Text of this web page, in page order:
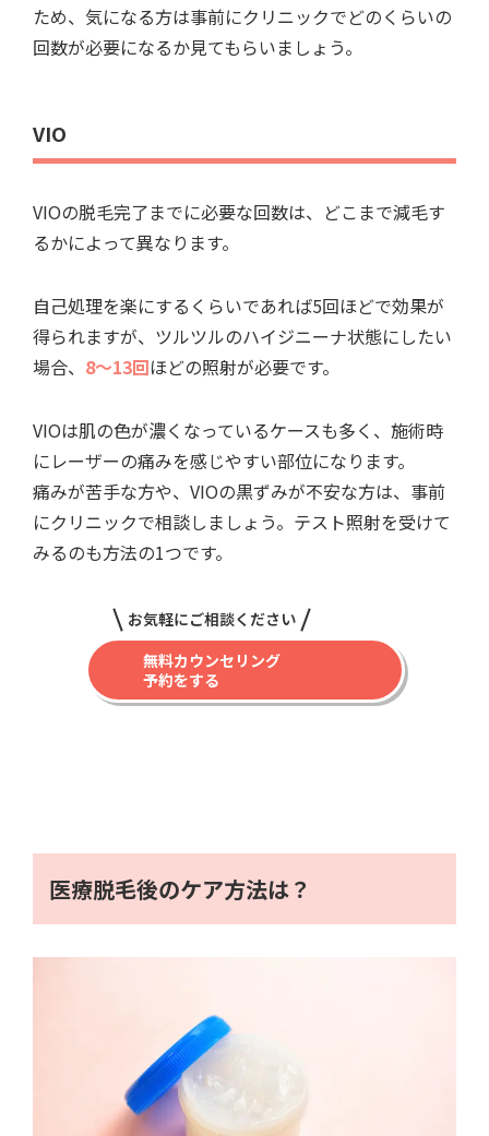
ため、気になる方は事前にクリニックでどのくらいの
回数が必要になるか見てもらいましょう。
VIO
VIOの脱毛完了までに必要な回数は、どこまで減毛す
るかによって異なります。
自己処理を楽にするくらいであれば5回ほどで効果が
得られますが、ツルツルのハイジニーナ状態にしたい
場合、 8～13回ほどの照射が必要です。
VIOは肌の色が濃くなっているケースも多く、施術時
にレーザーの痛みを感じやすい部位になります。
痛みが苦手な方や、VIOの黒ずみが不安な方は、事前
にクリニックで相談しましょう。テスト照射を受けて
みるのも方法の1つです。
お気軽にご相談ください
無料カウンセリング
予約をする
医療脱毛後のケア方法は？